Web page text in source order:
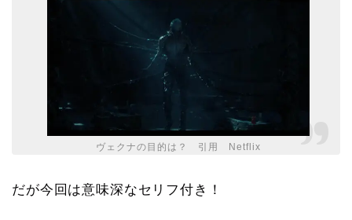
ヴェクナの目的は？ 引用 Netflix
だが今回は意味深なセリフ付き！